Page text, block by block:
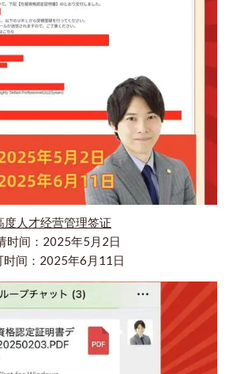
度人才经营管理签证
时间：2025年5月2日
时间：2025年6月11日